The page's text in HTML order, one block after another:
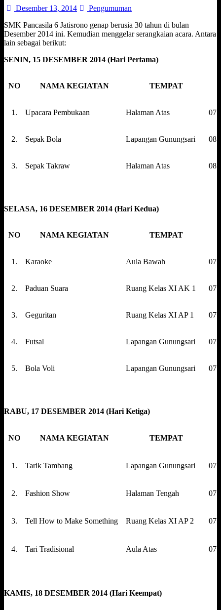
Desember 13, 2014
Pengumuman
SMK Pancasila 6 Jatisrono genap berusia 30 tahun di bulan
Desember 2014 ini. Kemudian menggelar serangkaian acara. Antara
lain sebagai berikut:
SENIN, 15 DESEMBER 2014 (Hari Pertama)
NO NAMA KEGIATAN TEMPAT
1. Upacara Pembukaan Halaman Atas
2. Sepak Bola Lapangan Gunungsari
3. Sepak Takraw Halaman Atas
SELASA, 16 DESEMBER 2014 (Hari Kedua)
NO NAMA KEGIATAN TEMPAT
1. Karaoke Aula Bawah
2. Paduan Suara Ruang Kelas XI AK 1
3. Geguritan Ruang Kelas XI AP 1
4. Futsal Lapangan Gunungsari
5. Bola Voli Lapangan Gunungsari
RABU, 17 DESEMBER 2014 (Hari Ketiga)
NO NAMA KEGIATAN TEMPAT
1. Tarik Tambang Lapangan Gunungsari
2. Fashion Show Halaman Tengah
3. Tell How to Make Something Ruang Kelas XI AP 2
4. Tari Tradisional Aula Atas
KAMIS, 18 DESEMBER 2014 (Hari Keempat)